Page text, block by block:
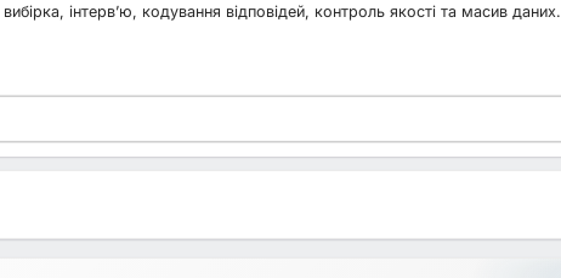
інтерв’ю, кодування відповідей, контроль якості та масив даних.